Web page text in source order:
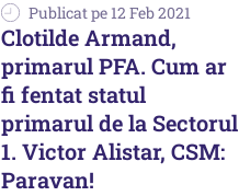
Publicat pe 12 Feb 2021
Clotilde Armand,
primarul PFA. Cum ar
fi fentat statul
primarul de la Sectorul
1. Victor Alistar, CSM:
Paravan!